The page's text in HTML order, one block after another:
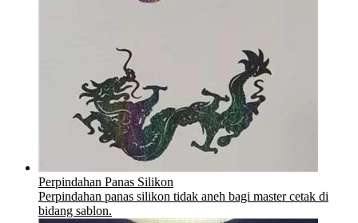
Perpindahan Panas Silikon
Perpindahan panas silikon tidak aneh bagi master cetak di
bidang sablon.